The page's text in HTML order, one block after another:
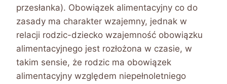
przesłanka). Obowiązek alimentacyjny co do
zasady ma charakter wzajemny, jednak w
relacji rodzic-dziecko wzajemność obowiązku
alimentacyjnego jest rozłożona w czasie, w
takim sensie, że rodzic ma obowiązek
alimentacyjny względem niepełnoletniego